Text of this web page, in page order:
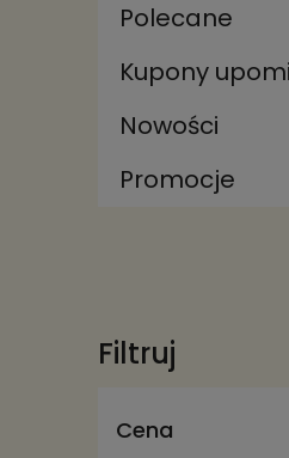
Polecane
Kupony
Nowości
Promocje
Filtruj
Cena